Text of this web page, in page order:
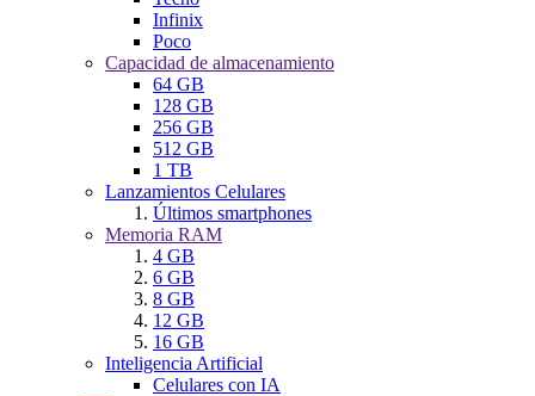
Infinix
Poco
Capacidad de almacenamiento
64 GB
128 GB
256 GB
512 GB
1 TB
Lanzamientos Celulares
Últimos smartphones
Memoria RAM
4 GB
6 GB
8 GB
12 GB
16 GB
Inteligencia Artificial
Celulares con IA